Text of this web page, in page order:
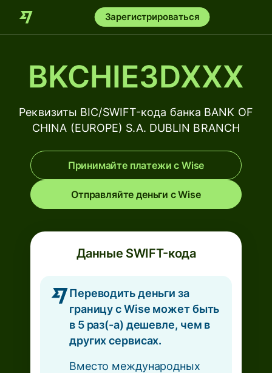
Зарегистрироваться
BKCHIE3DXXX
Реквизиты BIC/SWIFT-кода банка BANK OF
CHINA (EUROPE) S.A. DUBLIN BRANCH
Принимайте платежи с Wise
Отправляйте деньги с Wise
Данные SWIFT-кода
Переводить деньги за
границу с Wise может быть
в 5 раз(-а) дешевле, чем в
других сервисах.
Вместо международных